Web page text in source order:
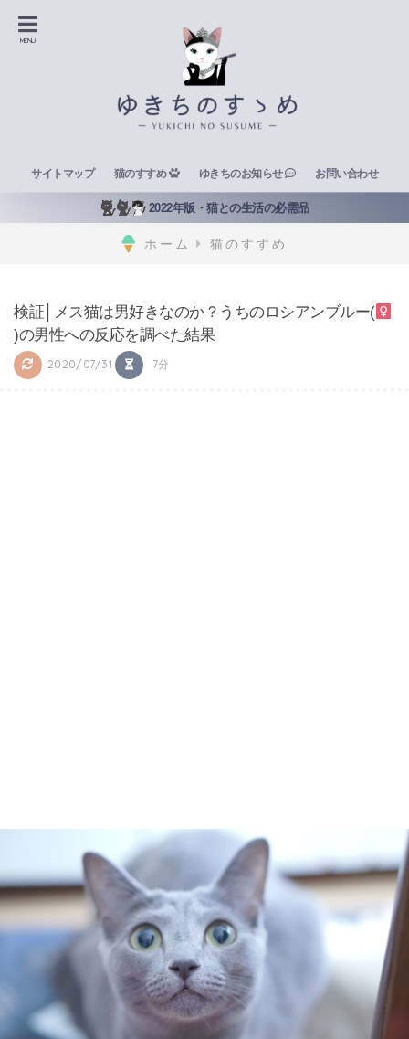
サイトマップ 猫のすすめ ゆきちのお知らせ お問い合わせ
2022年版・猫との生活の必需品
ホーム 猫のすすめ
検証│メス猫は男好きなのか？うちのロシアンブルー(
)の男性への反応を調べた結果
2020/07/31 7分